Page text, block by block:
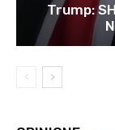
Trump: